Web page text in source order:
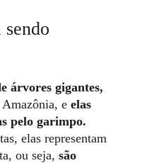
árvores gigantes,
e elas
pelo garimpo.
elas representam
ou seja, são